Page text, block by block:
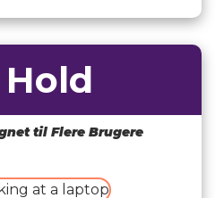
til Flere Brugere